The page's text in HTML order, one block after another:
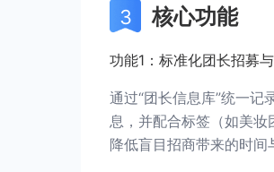
核心功能
功能1：标准化团长招募
通过“团长信息库”统一
息，并配合标签（如美
降低盲目招商带来的时间